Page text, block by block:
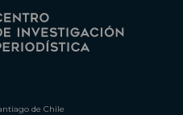
de Chile